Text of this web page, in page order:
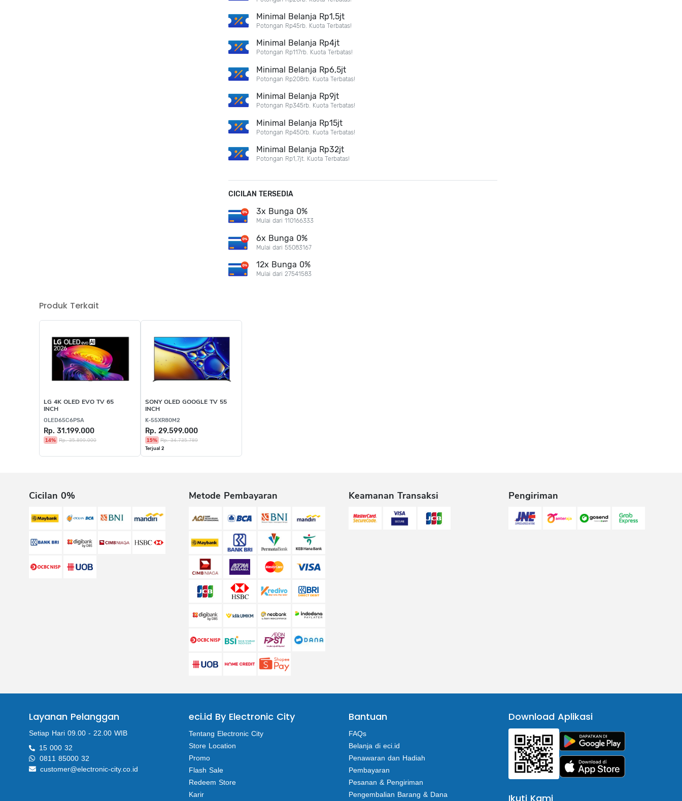
Minimal Belanja Rp1,5jt
Potongan Rp45rb. Kuota Terbatas!
Minimal Belanja Rp4jt
Potongan Rp117rb. Kuota Terbatas!
Minimal Belanja Rp6,5jt
Potongan Rp208rb. Kuota Terbatas!
Minimal Belanja Rp9jt
Potongan Rp345rb. Kuota Terbatas!
Minimal Belanja Rp15jt
Potongan Rp450rb. Kuota Terbatas!
Minimal Belanja Rp32jt
Potongan Rp1,7jt. Kuota Terbatas!
CICILAN TERSEDIA
3x Bunga 0%
Mulai dari 110166333
6x Bunga 0%
Mulai dari 55083167
12x Bunga 0%
Mulai dari 27541583
Produk Terkait
LG 4K OLED EVO TV 65
INCH
OLED65C6PSA
Rp. 31.199.000
14% Rp. 35.899.000
SONY OLED GOOGLE TV 55
INCH
K-55XR80M2
Rp. 29.599.000
15% Rp. 34.735.789
Terjual 2
Cicilan 0% Metode Pembayaran Keamanan Transaksi Pengiriman
Layanan Pelanggan
Setiap Hari 09.00 - 22.00 WIB
15 000 32
0811 85000 32
customer@electronic-city.co.id
eci.id By Electronic City
Tentang Electronic City
Store Location
Promo
Flash Sale
Redeem Store
Karir
Bantuan
FAQs
Belanja di eci.id
Penawaran dan Hadiah
Pembayaran
Pesanan & Pengiriman
Pengembalian Barang & Dana
Download Aplikasi
Ikuti Kami